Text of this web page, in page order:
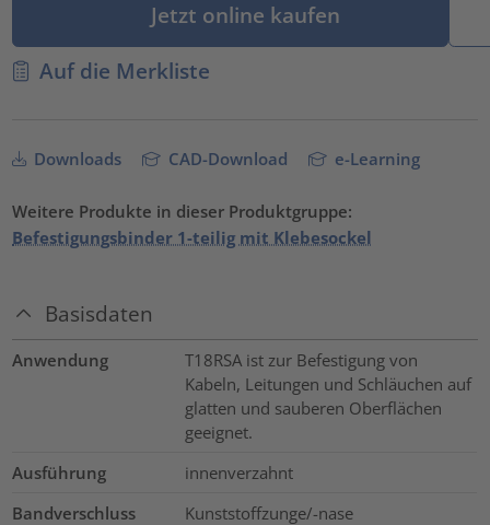
Jetzt online kaufen
Auf die Merkliste
Downloads CAD-Download e-Learning
Weitere Produkte in dieser Produktgruppe:
Befestigungsbinder 1-teilig mit Klebesockel
Basisdaten
Anwendung
T18RSA ist zur Befestigung von
Kabeln, Leitungen und Schläuchen auf
glatten und sauberen Oberflächen
geeignet.
Ausführung
innenverzahnt
Bandverschluss
Kunststoffzunge/-nase